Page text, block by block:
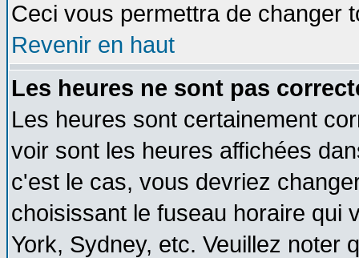
Ceci vous permettra de changer
Revenir en haut
Les heures ne sont pas
Les heures sont certainement
voir sont les heures affichées
c'est le cas, vous devriez
choisissant le fuseau horaire qui
York, Sydney, etc. Veuillez noter